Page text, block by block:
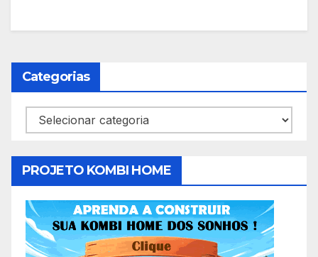
Categorias
Categorias
PROJETO KOMBI HOME